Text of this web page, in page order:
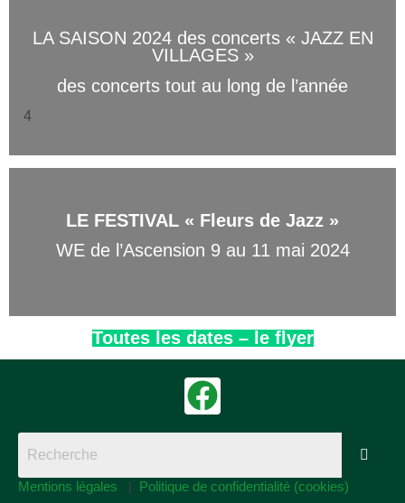
LA SAISON 2024 des concerts « JAZZ EN
VILLAGES »
des concerts tout au long de l’année
4
LE FESTIVAL « Fleurs de Jazz »
WE de l’Ascension 9 au 11 mai 2024
Toutes les dates – le flyer
Mentions légales | Politique de confidentialité (cookies)